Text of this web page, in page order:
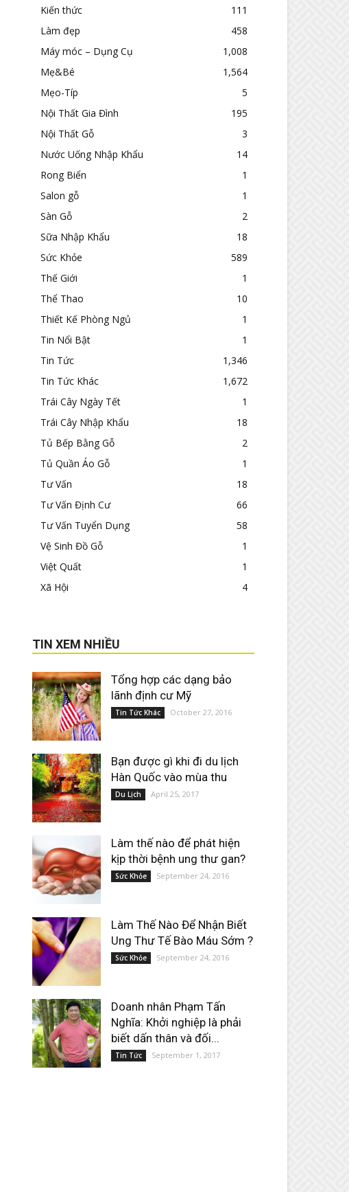
Kiến thức
111
Làm đẹp
458
Máy móc – Dụng Cụ
1,008
Mẹ&Bé
1,564
Mẹo-Típ
5
Nội Thất Gia Đình
195
Nội Thất Gỗ
3
Nước Uống Nhập Khẩu
14
Rong Biển
1
Salon gỗ
1
Sàn Gỗ
2
Sữa Nhập Khẩu
18
Sức Khỏe
589
Thế Giới
1
Thể Thao
10
Thiết Kế Phòng Ngủ
1
Tin Nổi Bật
1
Tin Tức
1,346
Tin Tức Khác
1,672
Trái Cây Ngày Tết
1
Trái Cây Nhập Khẩu
18
Tủ Bếp Bằng Gỗ
2
Tủ Quần Áo Gỗ
1
Tư Vấn
18
Tư Vấn Định Cư
66
Tư Vấn Tuyển Dụng
58
Vệ Sinh Đồ Gỗ
1
Việt Quất
1
Xã Hội
4
TIN XEM NHIỀU
Tổng hợp các dạng bảo
lãnh định cư Mỹ
Tin Tức Khác October 27, 2016
Bạn được gì khi đi du lịch
Hàn Quốc vào mùa thu
Du Lịch April 25, 2017
Làm thế nào để phát hiện
kịp thời bệnh ung thư gan?
Sức Khỏe September 24, 2016
Làm Thế Nào Để Nhận Biết
Ung Thư Tế Bào Máu Sớm ?
Sức Khỏe September 24, 2016
Doanh nhân Phạm Tấn
Nghĩa: Khởi nghiệp là phải
biết dấn thân và đối...
Tin Tức September 1, 2017